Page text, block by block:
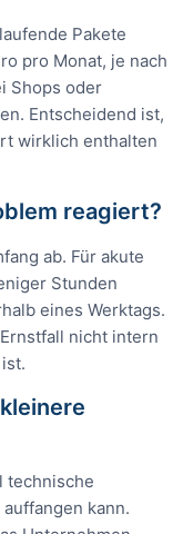
Pakete
pro Monat, je nach
Shops oder
Entscheidend ist,
wirklich enthalten
reagiert?
ab. Für akute
Stunden
eines Werktags.
nicht intern
technische
kann.